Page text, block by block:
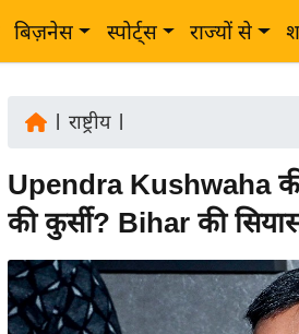
बिज़नेस स्पोर्ट्स राज्यों से
राष्ट्रीय|
Upendra Kushwaha
की कुर्सी? Bihar की